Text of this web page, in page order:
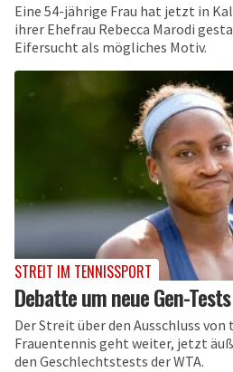
Eine 54-jährige Frau hat jetzt in
ihrer Ehefrau Rebecca Marodi
Eifersucht als mögliches Motiv.
STREIT IM TENNISSPORT
Debatte um neue Gen-Tests
Der Streit über den Ausschluss
Frauentennis geht weiter, jetzt
den Geschlechtstests der WTA.